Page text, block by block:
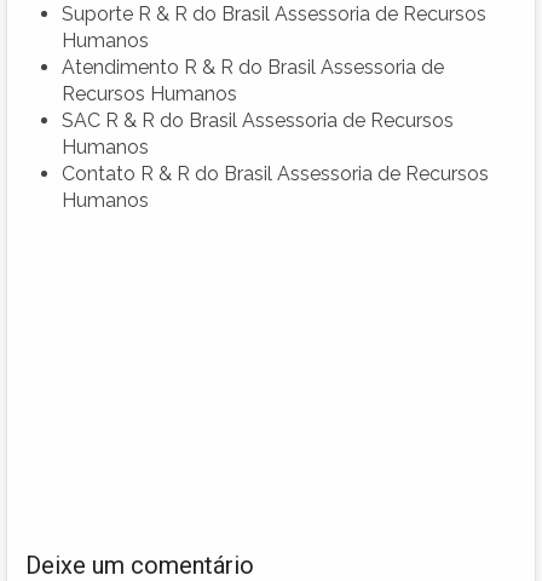
Suporte R & R do Brasil Assessoria de Recursos
Humanos
Atendimento R & R do Brasil Assessoria de
Recursos Humanos
SAC R & R do Brasil Assessoria de Recursos
Humanos
Contato R & R do Brasil Assessoria de Recursos
Humanos
Deixe um comentário